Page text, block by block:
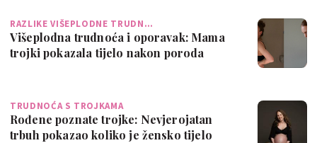
RAZLIKE VIŠEPLODNE TRUDN…
Višeplodna trudnoća i oporavak: Mama
trojki pokazala tijelo nakon poroda
TRUDNOĆA S TROJKAMA
Rođene poznate trojke: Nevjerojatan
trbuh pokazao koliko je žensko tijelo